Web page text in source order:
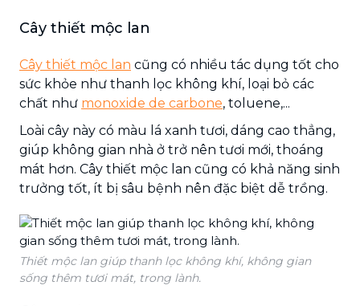
Cây thiết mộc lan
Cây thiết mộc lan cũng có nhiều tác dụng tốt cho
sức khỏe như thanh lọc không khí, loại bỏ các
chất như monoxide de carbone, toluene,...
Loài cây này có màu lá xanh tươi, dáng cao thẳng,
giúp không gian nhà ở trở nên tươi mới, thoáng
mát hơn. Cây thiết mộc lan cũng có khả năng sinh
trưởng tốt, ít bị sâu bệnh nên đặc biệt dễ trồng.
Thiết mộc lan giúp thanh lọc không khí, không gian
sống thêm tươi mát, trong lành.